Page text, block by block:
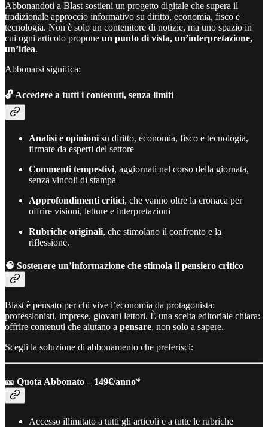
Abbonandoti a Blast sostieni un progetto digitale che supera il
tradizionale approccio informativo su diritto, economia, fisco e
tecnologia. Non è solo un contenitore di notizie, ma uno spazio in
cui ogni articolo propone un punto di vista, un’interpretazione,
un’idea.
Abbonarsi significa:
🔓 Accedere a tutti i contenuti, senza limiti
Analisi e opinioni su diritto, economia, fisco e tecnologia,
firmate da esperti del settore
Commenti tempestivi, aggiornati nel corso della giornata,
senza vincoli di stampa
Approfondimenti critici, che vanno oltre la cronaca per
offrire visioni, letture e interpretazioni
Rubriche originali, che stimolano il confronto e la
riflessione.
🧠 Sostenere un’informazione che stimola il pensiero critico
Blast è pensato per chi vive l’economia da protagonista:
professionisti, imprese, giovani lettori. È una scelta editoriale chiara:
offrire contenuti che aiutano a pensare, non solo a sapere.
Scegli la soluzione di abbonamento che preferisci:
🎫 Quota Abbonato – 149€/anno*
Accesso illimitato a tutti gli articoli e a tutte le rubriche